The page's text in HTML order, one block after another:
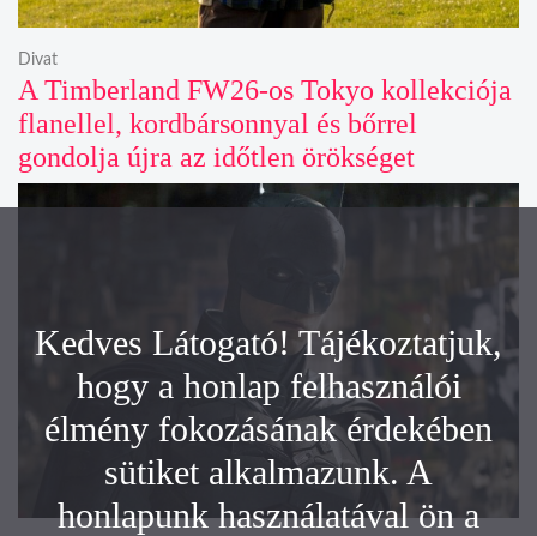
A Timberland FW26-os Tokyo kollekciója
flanellel, kordbársonnyal és bőrrel
gondolja újra az időtlen örökséget
Divat
Kedves Látogató! Tájékoztatjuk,
hogy a honlap felhasználói
élmény fokozásának érdekében
sütiket alkalmazunk. A
honlapunk használatával ön a